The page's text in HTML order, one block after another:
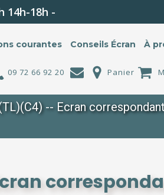
14h-18h -
courantes Conseils Écran À
09 72 66 92 20 Panier
-- Ecran